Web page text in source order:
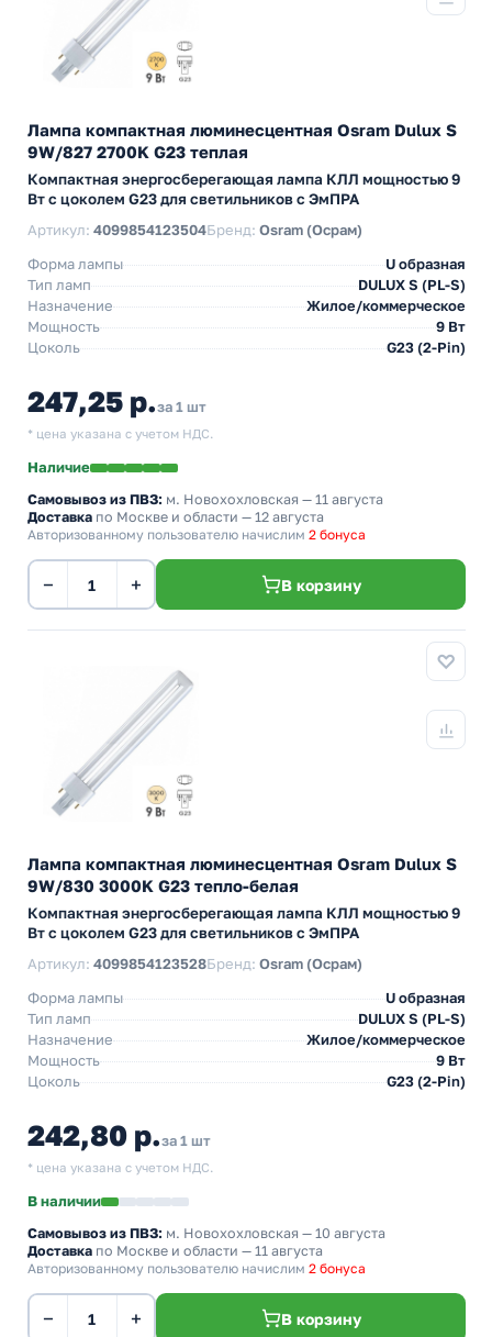
Лампа компактная люминесцентная Osram Dulux S
9W/827 2700K G23 теплая
Компактная энергосберегающая лампа КЛЛ мощностью 9
Вт с цоколем G23 для светильников с ЭмПРА
Артикул: 4099854123504Бренд: Osram (Осрам)
Форма лампы
U образная
Тип ламп
DULUX S (PL-S)
Назначение
Жилое/коммерческое
Мощность
9 Вт
Цоколь
G23 (2-Pin)
247,25 р.за 1 шт
* цена указана с учетом НДС.
Наличие
Самовывоз из ПВЗ: м. Новохохловская — 11 августа
Доставка по Москве и области — 12 августа
Авторизованному пользователю начислим 2 бонуса
− + В корзину
Лампа компактная люминесцентная Osram Dulux S
9W/830 3000K G23 тепло-белая
Компактная энергосберегающая лампа КЛЛ мощностью 9
Вт с цоколем G23 для светильников с ЭмПРА
Артикул: 4099854123528Бренд: Osram (Осрам)
Форма лампы
U образная
Тип ламп
DULUX S (PL-S)
Назначение
Жилое/коммерческое
Мощность
9 Вт
Цоколь
G23 (2-Pin)
242,80 р.за 1 шт
* цена указана с учетом НДС.
В наличии
Самовывоз из ПВЗ: м. Новохохловская — 10 августа
Доставка по Москве и области — 11 августа
Авторизованному пользователю начислим 2 бонуса
− + В корзину